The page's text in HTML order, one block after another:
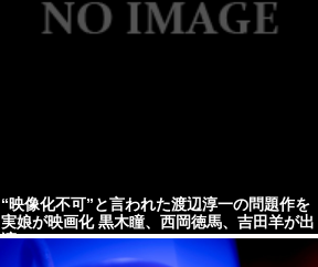
“映像化不可”と言われた渡辺淳一の問題作を
実娘が映画化 黒木瞳、西岡徳馬、吉田羊が出
演